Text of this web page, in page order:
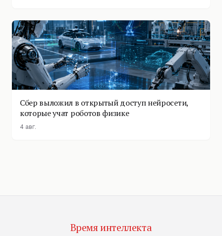
Сбер выложил в открытый доступ нейросети,
которые учат роботов физике
4 авг.
Время интеллекта